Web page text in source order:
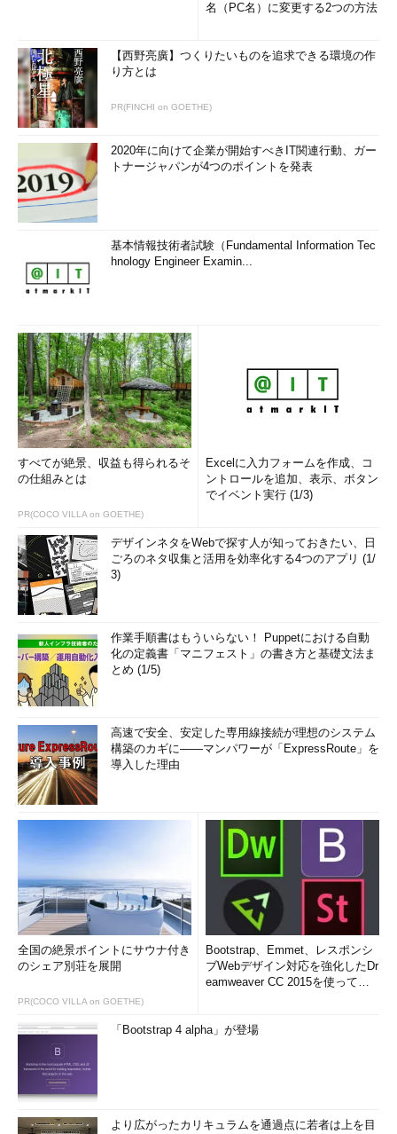
名（PC名）に変更する2つの方法
【西野亮廣】つくりたいものを追求できる環境の作
り方とは
PR(FINCHI on GOETHE)
2020年に向けて企業が開始すべきIT関連行動、ガー
トナージャパンが4つのポイントを発表
基本情報技術者試験（Fundamental Information Tec
hnology Engineer Examin...
すべてが絶景、収益も得られるそ
の仕組みとは
PR(COCO VILLA on GOETHE)
Excelに入力フォームを作成、コ
ントロールを追加、表示、ボタン
でイベント実行 (1/3)
デザインネタをWebで探す人が知っておきたい、日
ごろのネタ収集と活用を効率化する4つのアプリ (1/
3)
作業手順書はもういらない！ Puppetにおける自動
化の定義書「マニフェスト」の書き方と基礎文法ま
とめ (1/5)
高速で安全、安定した専用線接続が理想のシステム
構築のカギに――マンパワーが「ExpressRoute」を
導入した理由
全国の絶景ポイントにサウナ付き
のシェア別荘を展開
PR(COCO VILLA on GOETHE)
Bootstrap、Emmet、レスポンシ
ブWebデザイン対応を強化したDr
eamweaver CC 2015を使って
「Bootstrap 4 alpha」が登場
より広がったカリキュラムを通過点に若者は上を目